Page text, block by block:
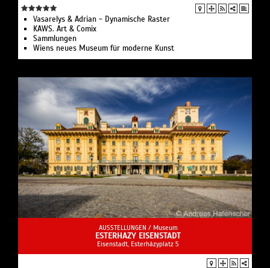
Vasarelys & Adrian - Dynamische Raster
KAWS. Art & Comix
Sammlungen
Wiens neues Museum für moderne Kunst
AUSSTELLUNGEN / Museum
ESTERHAZY EISENSTADT
Eisenstadt, Esterházyplatz 5